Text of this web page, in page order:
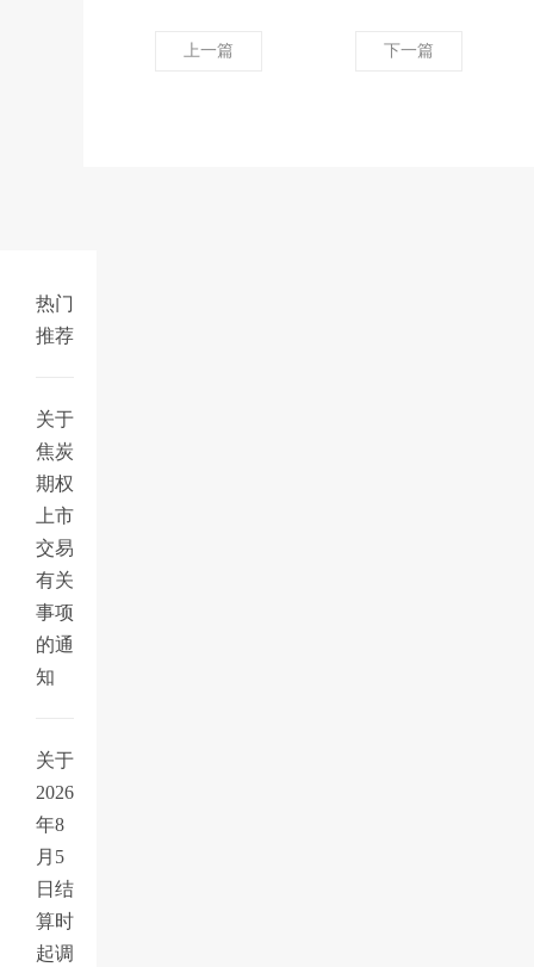
上一篇 下一篇
热门
推荐
关于
焦炭
期权
上市
交易
有关
事项
的通
知
关于
2026
年8
月5
日结
算时
起调